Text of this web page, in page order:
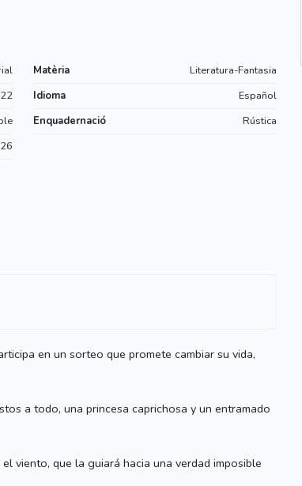
Matèria
Literatura-Fantasia
Idioma
Español
Enquadernació
Rústica
en un sorteo que promete cambiar su vida,
a todo, una princesa caprichosa y un entramado
viento, que la guiará hacia una verdad imposible